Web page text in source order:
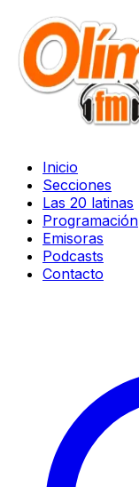
Inicio
Secciones
Las 20 latinas
Programación
Emisoras
Podcasts
Contacto